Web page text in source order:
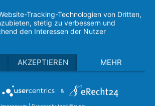
Tracking-Technologien von Dritten,
stetig zu verbessern und
den Interessen der Nutzer
AKZEPTIEREN MEHR
&